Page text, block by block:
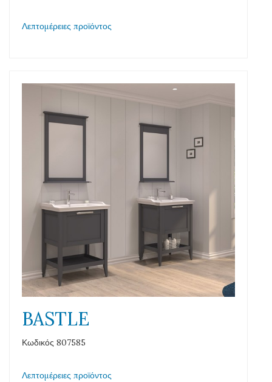
Λεπτομέρειες προϊόντος
BASTLE
Κωδικός 807585
Λεπτομέρειες προϊόντος